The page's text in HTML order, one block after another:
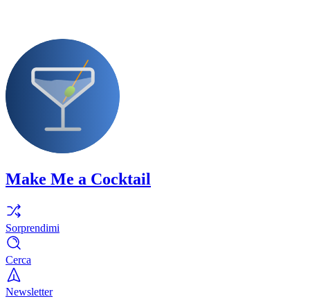
Make Me a Cocktail
Sorprendimi
Cerca
Newsletter